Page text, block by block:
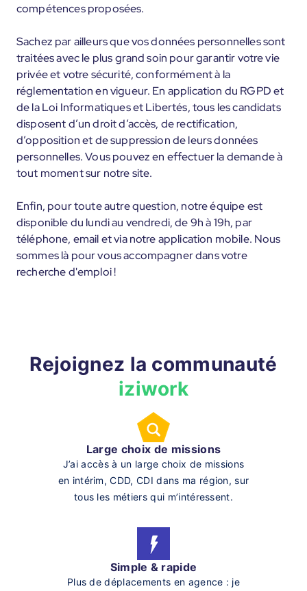
compétences proposées.
Sachez par ailleurs que vos données personnelles sont
traitées avec le plus grand soin pour garantir votre vie
privée et votre sécurité, conformément à la
réglementation en vigueur. En application du RGPD et
de la Loi Informatiques et Libertés, tous les candidats
disposent d’un droit d’accès, de rectification,
d’opposition et de suppression de leurs données
personnelles. Vous pouvez en effectuer la demande à
tout moment sur notre site.
Enfin, pour toute autre question, notre équipe est
disponible du lundi au vendredi, de 9h à 19h, par
téléphone, email et via notre application mobile. Nous
sommes là pour vous accompagner dans votre
recherche d'emploi !
Rejoignez la communauté
iziwork
Large choix de missions
J’ai accès à un large choix de missions
en intérim, CDD, CDI dans ma région, sur
tous les métiers qui m’intéressent.
Simple & rapide
Plus de déplacements en agence : je